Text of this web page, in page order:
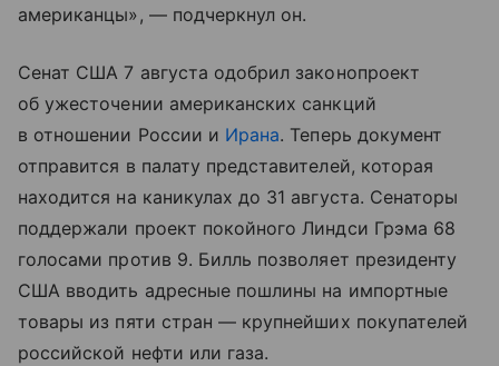
американцы», — подчеркнул он.
Сенат США 7 августа одобрил законопроект
об ужесточении американских санкций
в отношении России и Ирана. Теперь документ
отправится в палату представителей, которая
находится на каникулах до 31 августа. Сенаторы
поддержали проект покойного Линдси Грэма 68
голосами против 9. Билль позволяет президенту
США вводить адресные пошлины на импортные
товары из пяти стран — крупнейших покупателей
российской нефти или газа.